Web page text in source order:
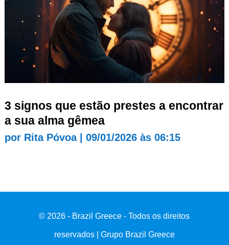
3 signos que estão prestes a encontrar
a sua alma gêmea
por Rita Póvoa| 09/01/2026 às 06:15
© 2026 - Brazil Greece - Todos os direitos
reservados | Grupo Brazil Greece